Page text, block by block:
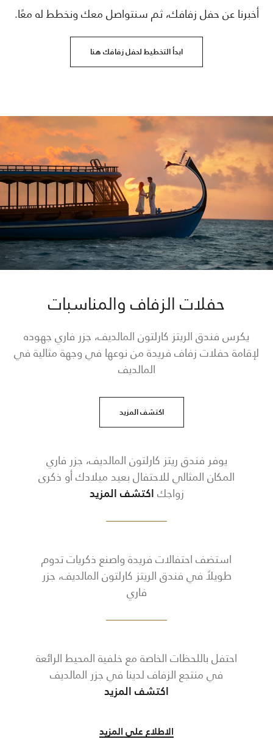
أخبرنا عن حفل زفافك، ثم سنتواصل معك ونخطط له معًا.
ابدأ التخطيط لحفل زفافك هنا
حفلات الزفاف والمناسبات
يكرس فندق الريتز كارلتون المالديف، جزر فاري جهوده
لإقامة حفلات زفاف فريدة من نوعها في وجهة مثالية في
المالديف
اكتشف المزيد
يوفر فندق ريتز كارلتون المالديف، جزر فاري
المكان المثالي للاحتفال بعيد ميلادك أو ذكرى
زواجكاكتشف المزيد
استضف احتفالات فريدة واصنع ذكريات تدوم
طويلاً في فندق الريتز كارلتون المالديف، جزر
فاري
احتفل باللحظات الخاصة مع خلفية المحيط الرائعة
في منتجع الزفاف لدينا في جزر المالديف
اكتشف المزيد
الاطلاع على المزيد